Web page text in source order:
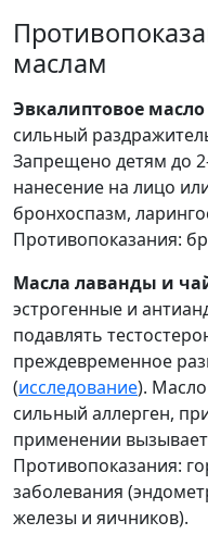
маслам
Эвкалиптовое масло
сильный
Запрещено детям до
нанесение на лицо
бронхоспазм,
Противопоказания:
Масла лаванды и
эстрогенные и
подавлять
преждевременное
(исследование).
сильный аллерген,
применении
Противопоказания:
заболевания
железы и яичников).